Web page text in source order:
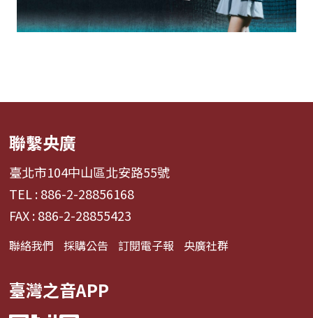
聯繫央廣
臺北市104中山區北安路55號
TEL : 886-2-28856168
FAX : 886-2-28855423
聯絡我們 採購公告 訂閱電子報 央廣社群
臺灣之音APP